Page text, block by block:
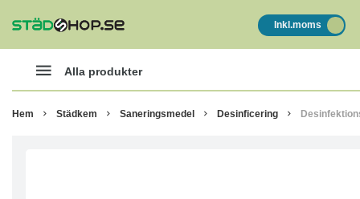
Inkl.moms
Alla produkter
Hem Städkem Saneringsmedel Desinficering